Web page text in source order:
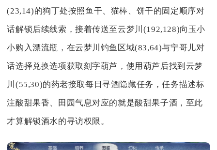
(23,14)的狗丁处按照鱼干、猫棒、饼干的固定顺序对
话解锁后续线索，接着传送至云梦川(192,128)向玉小
小购入漂流瓶，在云梦川钓鱼区域(83,64)与宁哥儿对
话选择兑换选项获取刻字葫芦，使用葫芦后找到云梦
川(55,30)的药老接取每日寻酒隐藏任务，任务描述标
注酸甜果香、田园气息对应的就是酸甜果子酒，至此
才算解锁酒水的寻访权限。